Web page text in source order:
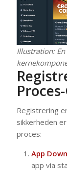
Illustration:
Registrering
sikkerheden
proces:
App
app via